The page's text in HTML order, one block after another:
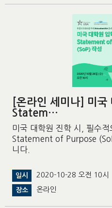
[온라인 세미나] 미
Statem…
미국 대학원 진학 시, 필수
Statement of Purpose
니다.
일시 2020-10-28 오전 10시
장소 온라인